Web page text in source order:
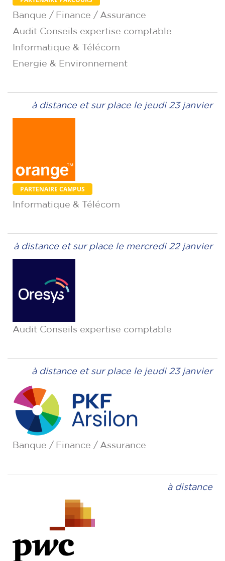
Banque / Finance / Assurance
Audit Conseils expertise comptable
Informatique & Télécom
Energie & Environnement
à distance et sur place le jeudi 23 janvier
PARTENAIRE CAMPUS
Informatique & Télécom
à distance et sur place le mercredi 22 janvier
Audit Conseils expertise comptable
à distance et sur place le jeudi 23 janvier
Banque / Finance / Assurance
à distance